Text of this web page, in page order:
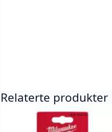
Relaterte produkter